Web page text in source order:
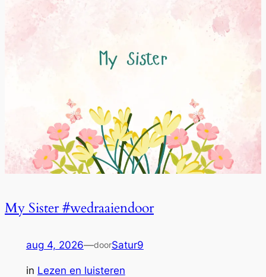
My Sister #wedraaiendoor
aug 4, 2026—doorSatur9
in Lezen en luisteren